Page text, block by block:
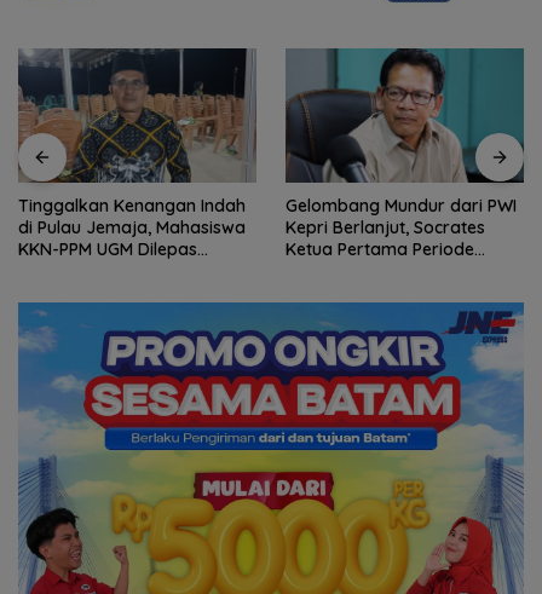
Tinggalkan Kenangan Indah
di Pulau Jemaja, Mahasiswa
KKN-PPM UGM Dilepas
Gelombang Mundur dari PWI
Kepri Berlanjut, Socrates
Ketua Pertama Periode